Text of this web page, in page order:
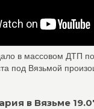
в массовом ДТП
под Вязьмой
в Вязьме